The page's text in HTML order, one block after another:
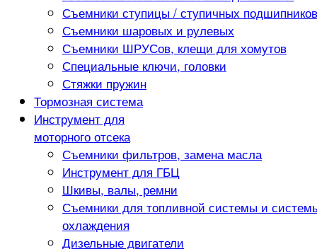
Съемники ступицы / ступичных подшипников
Съемники шаровых и рулевых
Съемники ШРУСов, клещи для хомутов
Специальные ключи, головки
Стяжки пружин
Тормозная система
Инструмент для
моторного отсека
Съемники фильтров, замена масла
Инструмент для ГБЦ
Шкивы, валы, ремни
Съемники для топливной системы и
охлаждения
Дизельные двигатели